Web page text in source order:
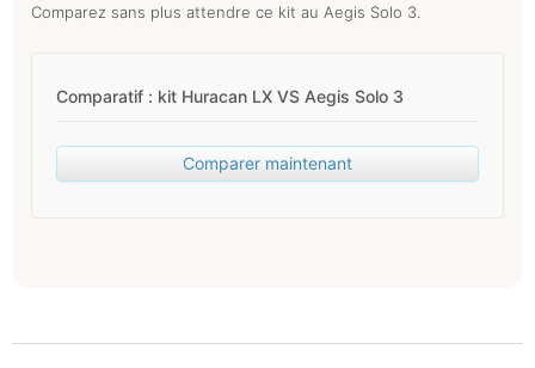
Comparez sans plus attendre ce kit au Aegis Solo 3.
Comparatif : kit Huracan LX VS Aegis Solo 3
Comparer maintenant